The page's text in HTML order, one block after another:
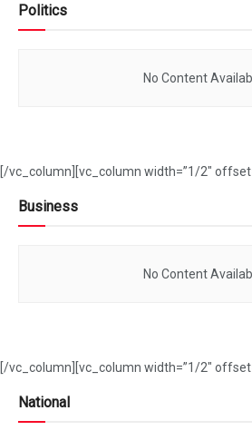
Politics
No Content
[/vc_column][vc_column width=”1/2″
Business
No Content
[/vc_column][vc_column width=”1/2″
National